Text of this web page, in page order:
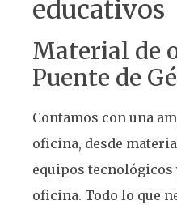
educativos
Material de
Puente de
Contamos con una
oficina, desde
equipos tecnológicos
oficina. Todo lo que